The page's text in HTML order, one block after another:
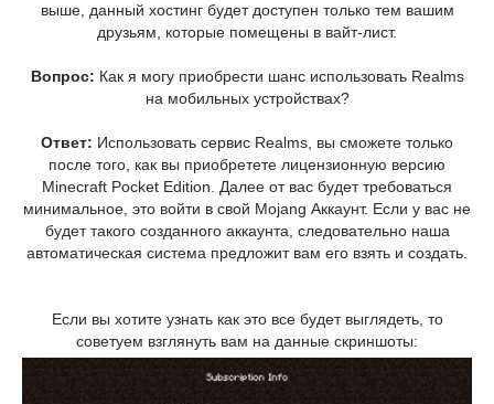
выше, данный хостинг будет доступен только тем вашим
друзьям, которые помещены в вайт-лист.
Вопрос: Как я могу приобрести шанс использовать Realms
на мобильных устройствах?
Ответ: Использовать сервис Realms, вы сможете только
после того, как вы приобретете лицензионную версию
Minecraft Pocket Edition. Далее от вас будет требоваться
минимальное, это войти в свой Mojang Аккаунт. Если у вас не
будет такого созданного аккаунта, следовательно наша
автоматическая система предложит вам его взять и создать.
Если вы хотите узнать как это все будет выглядеть, то
советуем взглянуть вам на данные скриншоты: